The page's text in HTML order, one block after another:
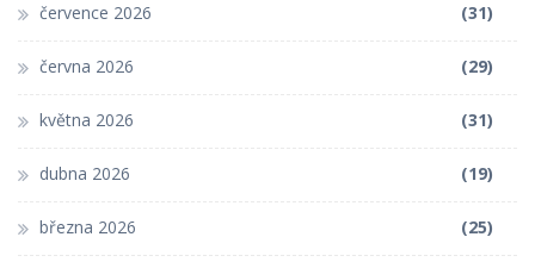
července 2026 (31)
června 2026 (29)
května 2026 (31)
dubna 2026 (19)
března 2026 (25)